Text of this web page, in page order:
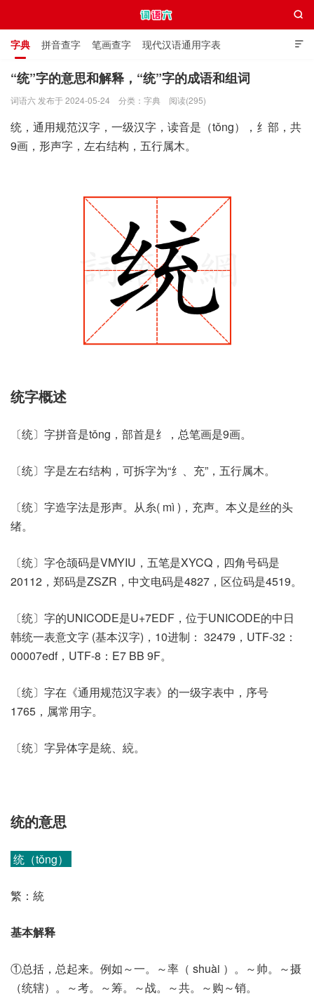

字典 拼音查字 笔画查字 现代汉语通用字表
通用规范汉字表 叠字大全 独体字大全 极简英语词典

“统”字的意思和解释，“统”字的成语和组词
词语六 发布于 2024-05-24 分类： 字典 阅读(295)
统，通用规范汉字，一级汉字，读音是（tǒng），纟部，共
9画，形声字，左右结构，五行属木。
统字概述
〔统〕字拼音是tǒng，部首是纟，总笔画是9画。
〔统〕字是左右结构，可拆字为“纟、充”，五行属木。
〔统〕字造字法是形声。从糸( mì )，充声。本义是丝的头
绪。
〔统〕字仓颉码是VMYIU，五笔是XYCQ，四角号码是
20112，郑码是ZSZR，中文电码是4827，区位码是4519。
〔统〕字的UNICODE是U+7EDF，位于UNICODE的中日
韩统一表意文字 (基本汉字)，10进制： 32479，UTF-32：
00007edf，UTF-8：E7 BB 9F。
〔统〕字在《通用规范汉字表》的一级字表中，序号
1765，属常用字。
〔统〕字异体字是統、綂。
统的意思
统（tǒng）
繁：統
基本解释
①总括，总起来。例如～一。～率（ shuài ）。～帅。～摄
（统辖）。～考。～筹。～战。～共。～购～销。